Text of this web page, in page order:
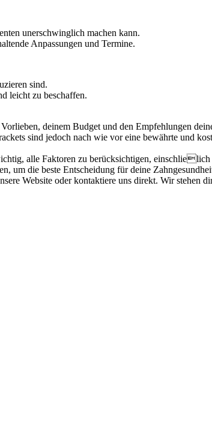
unerschwinglich machen kann.
Anpassungen und Termine.
sind.
leicht zu beschaffen.
deinem Budget und den Empfehlungen
sind jedoch nach wie vor eine bewährte und
alle Faktoren zu berücksichtigen,
um die beste Entscheidung für deine
Website oder kontaktiere uns direkt. Wir stehen